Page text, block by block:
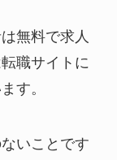
無料で求人
職サイトに
す。
いことです